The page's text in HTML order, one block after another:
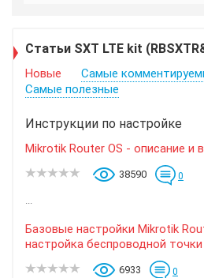
Статьи SXT LTE kit
Новые
Самые
Самые полезные
Инструкции по настройке
Mikrotik Router OS - описание и
38590 0
...
Базовые настройки Mikrotik
настройка беспроводной
6933 0